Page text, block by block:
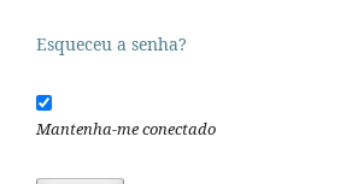
Esqueceu a senha?
Mantenha-me conectado